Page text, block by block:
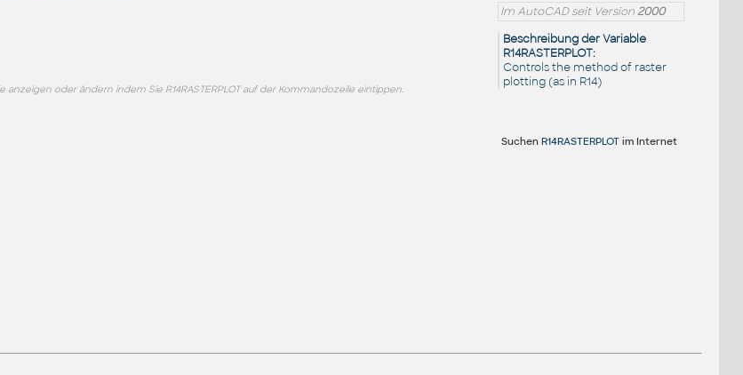
Im AutoCAD seit Version 2000
Beschreibung der Variable
R14RASTERPLOT:
Controls the method of raster
plotting (as in R14)
SuchenR14RASTERPLOT im Internet
anzeigen oder ändern indem Sie R14RASTERPLOT auf der Kommandozeile eintippen.